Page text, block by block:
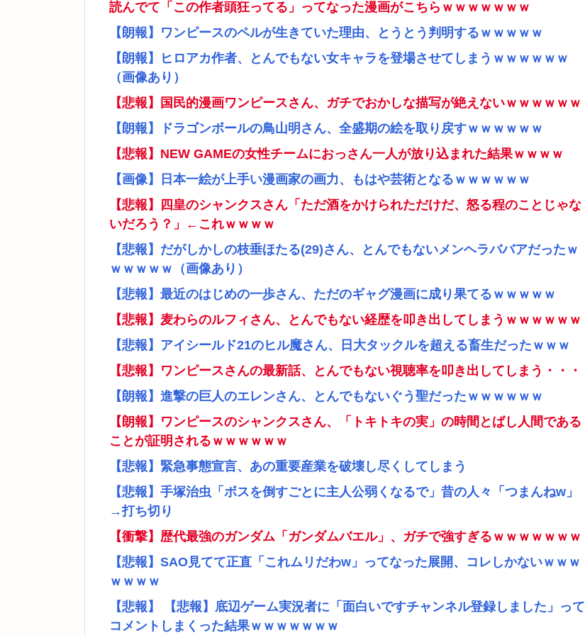
読んでて「この作者頭狂ってる」ってなった漫画がこちらｗｗｗｗｗｗｗ
【朗報】ワンピースのペルが生きていた理由、とうとう判明するｗｗｗｗｗ
【朗報】ヒロアカ作者、とんでもない女キャラを登場させてしまうｗｗｗｗｗｗ
（画像あり）
【悲報】国民的漫画ワンピースさん、ガチでおかしな描写が絶えないｗｗｗｗｗｗ
【朗報】ドラゴンボールの鳥山明さん、全盛期の絵を取り戻すｗｗｗｗｗｗ
【悲報】NEW GAMEの女性チームにおっさん一人が放り込まれた結果ｗｗｗｗ
【画像】日本一絵が上手い漫画家の画力、もはや芸術となるｗｗｗｗｗｗ
【悲報】四皇のシャンクスさん「ただ酒をかけられただけだ、怒る程のことじゃな
いだろう？」←これｗｗｗｗ
【悲報】だがしかしの枝垂ほたる(29)さん、とんでもないメンヘラババアだったｗ
ｗｗｗｗｗ（画像あり）
【悲報】最近のはじめの一歩さん、ただのギャグ漫画に成り果てるｗｗｗｗｗ
【悲報】麦わらのルフィさん、とんでもない経歴を叩き出してしまうｗｗｗｗｗｗ
【悲報】アイシールド21のヒル魔さん、日大タックルを超える畜生だったｗｗｗ
【悲報】ワンピースさんの最新話、とんでもない視聴率を叩き出してしまう・・・
【朗報】進撃の巨人のエレンさん、とんでもないぐう聖だったｗｗｗｗｗｗ
【朗報】ワンピースのシャンクスさん、「トキトキの実」の時間とばし人間である
ことが証明されるｗｗｗｗｗｗ
【悲報】緊急事態宣言、あの重要産業を破壊し尽くしてしまう
【悲報】手塚治虫「ボスを倒すごとに主人公弱くなるで」昔の人々「つまんねw」
→打ち切り
【衝撃】歴代最強のガンダム「ガンダムバエル」、ガチで強すぎるｗｗｗｗｗｗｗ
【悲報】SAO見てて正直「これムリだわw」ってなった展開、コレしかないｗｗｗ
ｗｗｗｗ
【悲報】 【悲報】底辺ゲーム実況者に「面白いですチャンネル登録しました」って
コメントしまくった結果ｗｗｗｗｗｗｗ